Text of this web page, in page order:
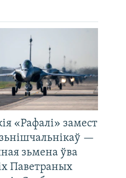
«Рафалі» замест
зьнішчальнікаў —
зьмена ўва
Паветраных